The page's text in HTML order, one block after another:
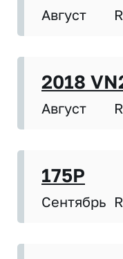
Август
2018
Август
175P
Сентябрь